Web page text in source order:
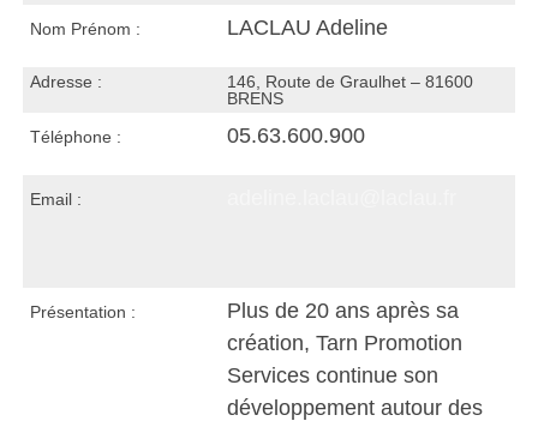
Nom Prénom : LACLAU Adeline
Adresse :
146, Route de Graulhet – 81600
BRENS
Téléphone :
05.63.600.900
Email :
Présentation :
Plus de 20 ans après sa
création, Tarn Promotion
Services continue son
développement autour des